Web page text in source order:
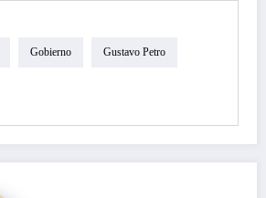
Gobierno Gustavo Petro